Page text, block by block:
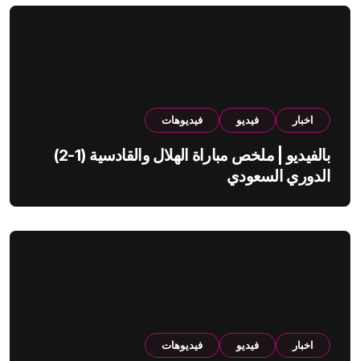
اخبار فيديو فيديوهات
بالفيديو | ملخص مباراة الهلال والقادسية (1-2)
الدوري السعودي
اخبار فيديو فيديوهات